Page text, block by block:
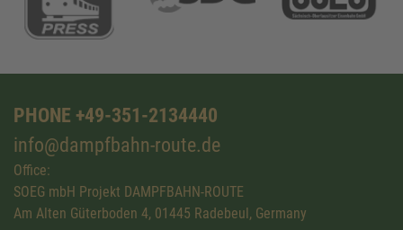
PHONE +49-351-2134440
info@dampfbahn-route.de
Office:
SOEG mbH Projekt DAMPFBAHN-ROUTE
Am Alten Güterboden 4, 01445 Radebeul, Germany